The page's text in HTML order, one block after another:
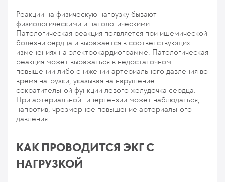
Реакции на физическую нагрузку бывают
физиологическими и патологическими.
Патологическая реакция появляется при ишемической
болезни сердца и выражается в соответствующих
изменениях на электрокардиограмме. Патологическая
реакция может выражаться в недостаточном
повышении либо снижении артериального давления во
время нагрузки, указывая на нарушение
сократительной функции левого желудочка сердца.
При артериальной гипертензии может наблюдаться,
напротив, чрезмерное повышение артериального
давления.
КАК ПРОВОДИТСЯ ЭКГ С
НАГРУЗКОЙ